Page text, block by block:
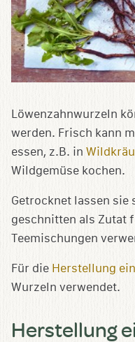
Löwenzahnwurzeln
werden. Frisch kann
essen, z.B. in
Wildgemüse kochen.
Getrocknet lassen
geschnitten als Zutat
Teemischungen
Für die Herstellung
Wurzeln verwendet.
Herstellung